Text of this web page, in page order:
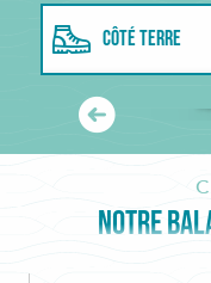
CÔTÉ TERRE
CÔTÉ MER
NOTRE